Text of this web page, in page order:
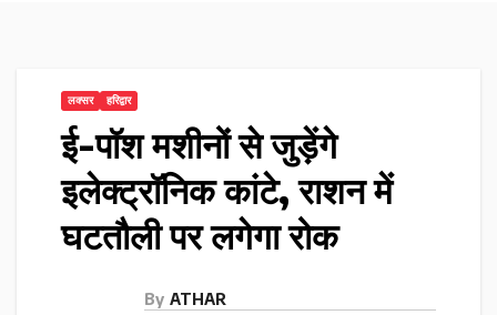
लक्सर हरिद्वार
ई-पॉश मशीनों से जुड़ेंगे
इलेक्ट्रॉनिक कांटे, राशन में
घटतौली पर लगेगा रोक
By ATHAR